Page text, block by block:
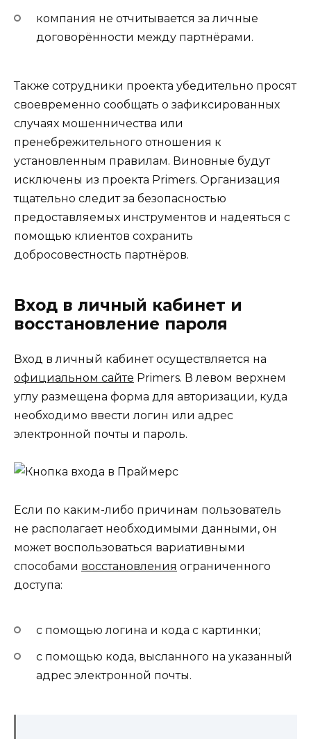
компания не отчитывается за личные
договорённости между партнёрами.
Также сотрудники проекта убедительно просят
своевременно сообщать о зафиксированных
случаях мошенничества или
пренебрежительного отношения к
установленным правилам. Виновные будут
исключены из проекта Primers. Организация
тщательно следит за безопасностью
предоставляемых инструментов и надеяться с
помощью клиентов сохранить
добросовестность партнёров.
Вход в личный кабинет и
восстановление пароля
Вход в личный кабинет осуществляется на
официальном сайте Primers. В левом верхнем
углу размещена форма для авторизации, куда
необходимо ввести логин или адрес
электронной почты и пароль.
Если по каким-либо причинам пользователь
не располагает необходимыми данными, он
может воспользоваться вариативными
способами восстановления ограниченного
доступа:
с помощью логина и кода с картинки;
с помощью кода, высланного на указанный
адрес электронной почты.